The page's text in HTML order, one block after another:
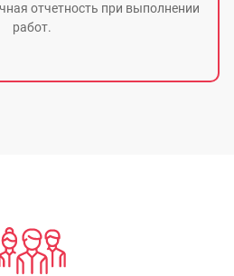
отчетность при выполнении
работ.